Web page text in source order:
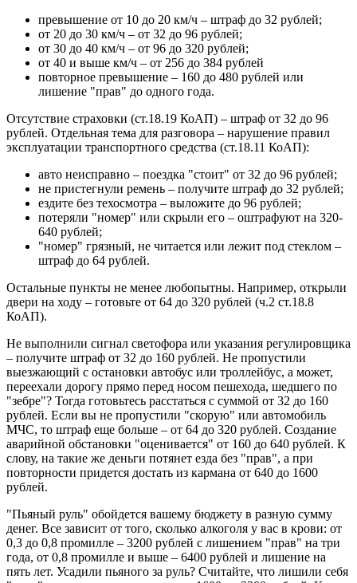
превышение от 10 до 20 км/ч – штраф до 32 рублей;
от 20 до 30 км/ч – от 32 до 96 рублей;
от 30 до 40 км/ч – от 96 до 320 рублей;
от 40 и выше км/ч – от 256 до 384 рублей
повторное превышение – 160 до 480 рублей или
лишение "прав" до одного года.
Отсутствие страховки (ст.18.19 КоАП) – штраф от 32 до 96
рублей. Отдельная тема для разговора – нарушение правил
эксплуатации транспортного средства (ст.18.11 КоАП):
авто неисправно – поездка "стоит" от 32 до 96 рублей;
не пристегнули ремень – получите штраф до 32 рублей;
ездите без техосмотра – выложите до 96 рублей;
потеряли "номер" или скрыли его – оштрафуют на 320-
640 рублей;
"номер" грязный, не читается или лежит под стеклом –
штраф до 64 рублей.
Остальные пункты не менее любопытны. Например, открыли
двери на ходу – готовьте от 64 до 320 рублей (ч.2 ст.18.8
КоАП).
Не выполнили сигнал светофора или указания регулировщика
– получите штраф от 32 до 160 рублей. Не пропустили
выезжающий с остановки автобус или троллейбус, а может,
переехали дорогу прямо перед носом пешехода, шедшего по
"зебре"? Тогда готовьтесь расстаться с суммой от 32 до 160
рублей. Если вы не пропустили "скорую" или автомобиль
МЧС, то штраф еще больше – от 64 до 320 рублей. Создание
аварийной обстановки "оценивается" от 160 до 640 рублей. К
слову, на такие же деньги потянет езда без "прав", а при
повторности придется достать из кармана от 640 до 1600
рублей.
"Пьяный руль" обойдется вашему бюджету в разную сумму
денег. Все зависит от того, сколько алкоголя у вас в крови: от
0,3 до 0,8 промилле – 3200 рублей с лишением "прав" на три
года, от 0,8 промилле и выше – 6400 рублей и лишение на
пять лет. Усадили пьяного за руль? Считайте, что лишили себя